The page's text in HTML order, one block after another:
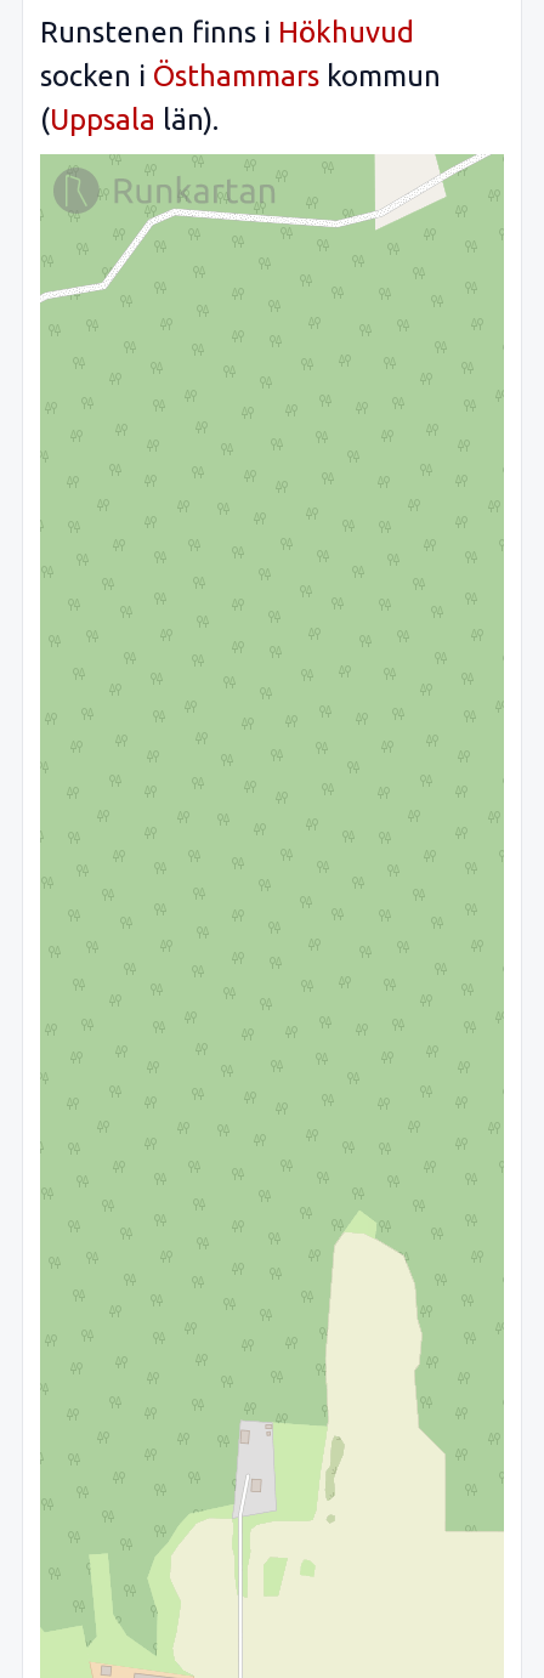
Runstenen finns i Hökhuvud
socken i Östhammars kommun
(Uppsala län).